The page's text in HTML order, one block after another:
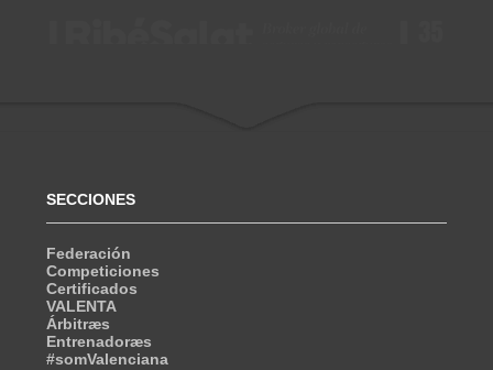
SECCIONES
Federación
Competiciones
Certificados
VALENTA
Árbitræs
Entrenadoræs
#somValenciana